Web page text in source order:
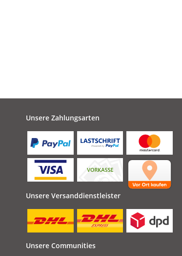
Unsere Zahlungsarten
Unsere Versanddienstleister
Unsere Communities